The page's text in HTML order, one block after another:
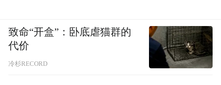
致命“开盒”：卧底虐猫群的
代价
冷杉RECORD